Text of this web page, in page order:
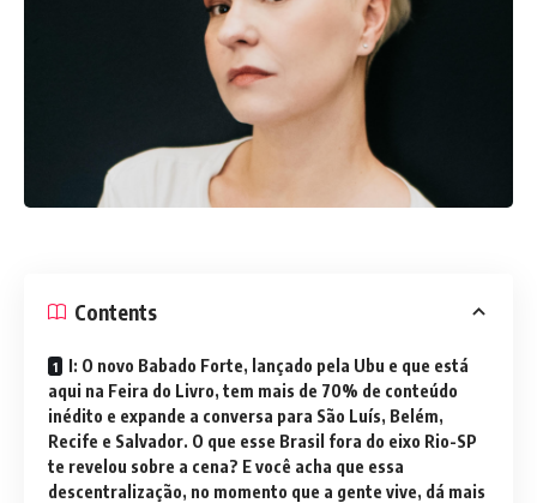
Contents
I: O novo Babado Forte, lançado pela Ubu e que está
aqui na Feira do Livro, tem mais de 70% de conteúdo
inédito e expande a conversa para São Luís, Belém,
Recife e Salvador. O que esse Brasil fora do eixo Rio-SP
te revelou sobre a cena? E você acha que essa
descentralização, no momento que a gente vive, dá mais